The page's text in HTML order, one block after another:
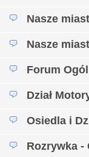
Nasze
Nasze
Forum
Dział
Osiedla i
Rozrywka -